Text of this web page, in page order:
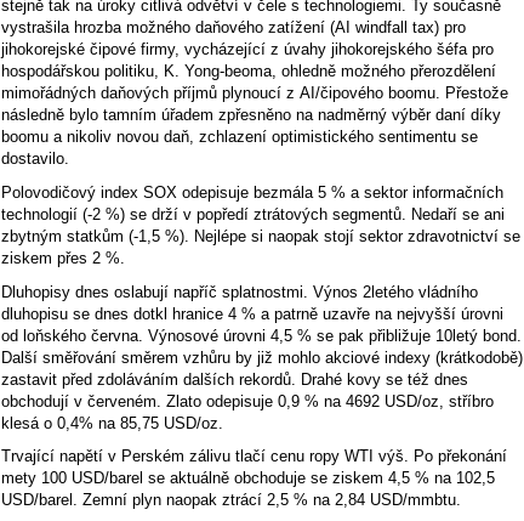
stejně tak na úroky citlivá odvětví v čele s technologiemi. Ty současně
vystrašila hrozba možného daňového zatížení (AI windfall tax) pro
jihokorejské čipové firmy, vycházející z úvahy jihokorejského šéfa pro
hospodářskou politiku, K. Yong-beoma, ohledně možného přerozdělení
mimořádných daňových příjmů plynoucí z AI/čipového boomu. Přestože
následně bylo tamním úřadem zpřesněno na nadměrný výběr daní díky
boomu a nikoliv novou daň, zchlazení optimistického sentimentu se
dostavilo.
Polovodičový index SOX odepisuje bezmála 5 % a sektor informačních
technologií (-2 %) se drží v popředí ztrátových segmentů. Nedaří se ani
zbytným statkům (-1,5 %). Nejlépe si naopak stojí sektor zdravotnictví se
ziskem přes 2 %.
Dluhopisy dnes oslabují napříč splatnostmi. Výnos 2letého vládního
dluhopisu se dnes dotkl hranice 4 % a patrně uzavře na nejvyšší úrovni
od loňského června. Výnosové úrovni 4,5 % se pak přibližuje 10letý bond.
Další směřování směrem vzhůru by již mohlo akciové indexy (krátkodobě)
zastavit před zdoláváním dalších rekordů. Drahé kovy se též dnes
obchodují v červeném. Zlato odepisuje 0,9 % na 4692 USD/oz, stříbro
klesá o 0,4% na 85,75 USD/oz.
Trvající napětí v Perském zálivu tlačí cenu ropy WTI výš. Po překonání
mety 100 USD/barel se aktuálně obchoduje se ziskem 4,5 % na 102,5
USD/barel. Zemní plyn naopak ztrácí 2,5 % na 2,84 USD/mmbtu.